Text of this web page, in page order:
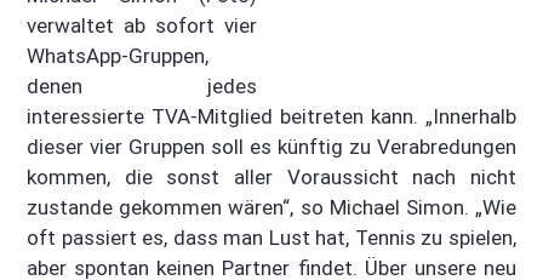
verwaltet ab sofort vier
WhatsApp-Gruppen,
denen jedes
interessierte TVA-Mitglied beitreten kann. „Innerhalb
dieser vier Gruppen soll es künftig zu Verabredungen
kommen, die sonst aller Voraussicht nach nicht
zustande gekommen wären“, so Michael Simon. „Wie
oft passiert es, dass man Lust hat, Tennis zu spielen,
aber spontan keinen Partner findet. Über unsere neu